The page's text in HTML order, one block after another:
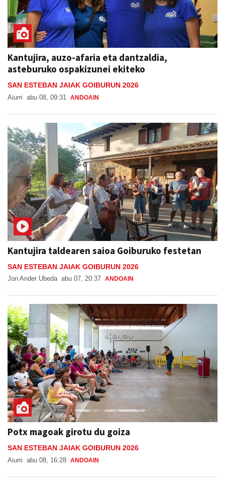
Kantujira, auzo-afaria eta dantzaldia,
asteburuko ospakizunei ekiteko
SAN ESTEBAN JAIAK GOIBURUN 2026
Aiurri abu 08, 09:31 ANDOAIN
Kantujira taldearen saioa Goiburuko festetan
SAN ESTEBAN JAIAK GOIBURUN 2026
Jon Ander Ubeda abu 07, 20:37 ANDOAIN
Potx magoak girotu du goiza
SAN ESTEBAN JAIAK GOIBURUN 2026
Aiurri abu 08, 16:28 ANDOAIN